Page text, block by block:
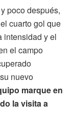
poco después,
cuarto gol que
intensidad y el
el campo
nuevo
marque en
la visita a